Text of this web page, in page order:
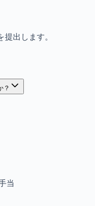
出します。
？
当